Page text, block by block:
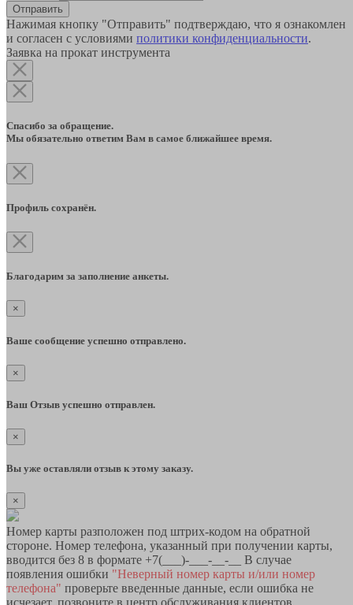
Отправить
Нажимая кнопку "Отправить" подтверждаю, что я ознакомлен
и согласен с условиями политики конфиденциальности.
Заявка на прокат инструмента
Спасибо за обращение.
Мы обязательно ответим Вам в самое ближайшее время.
Профиль сохранён.
Благодарим за заполнение анкеты.
×
Ваше сообщение успешно отправлено.
×
Ваш Отзыв успешно отправлен.
×
Вы уже оставляли отзыв к этому заказу.
×
Номер карты разположен под штрих-кодом на обратной
стороне. Номер телефона, указанный при получении карты,
вводится без 8 в формате +7(___)-___-__-__ В случае
появления ошибки "Неверный номер карты и/или номер
телефона" проверьте введенные данные, если ошибка не